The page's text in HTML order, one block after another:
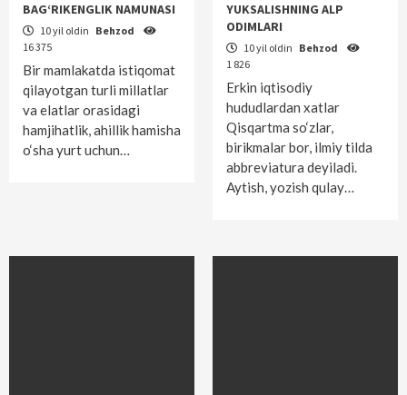
BAG‘RIKENGLIK NAMUNASI
10 yil oldin Behzod
16 375
Bir mamlakatda istiqomat
qilayotgan turli millatlar
va elatlar orasidagi
hamjihatlik, ahillik hamisha
o‘sha yurt uchun…
YUKSALISHNING ALP
ODIMLARI
10 yil oldin Behzod
1 826
Erkin iqtisodiy
hududlardan xatlar
Qisqartma so‘zlar,
birikmalar bor, ilmiy tilda
abbreviatura deyiladi.
Aytish, yozish qulay…